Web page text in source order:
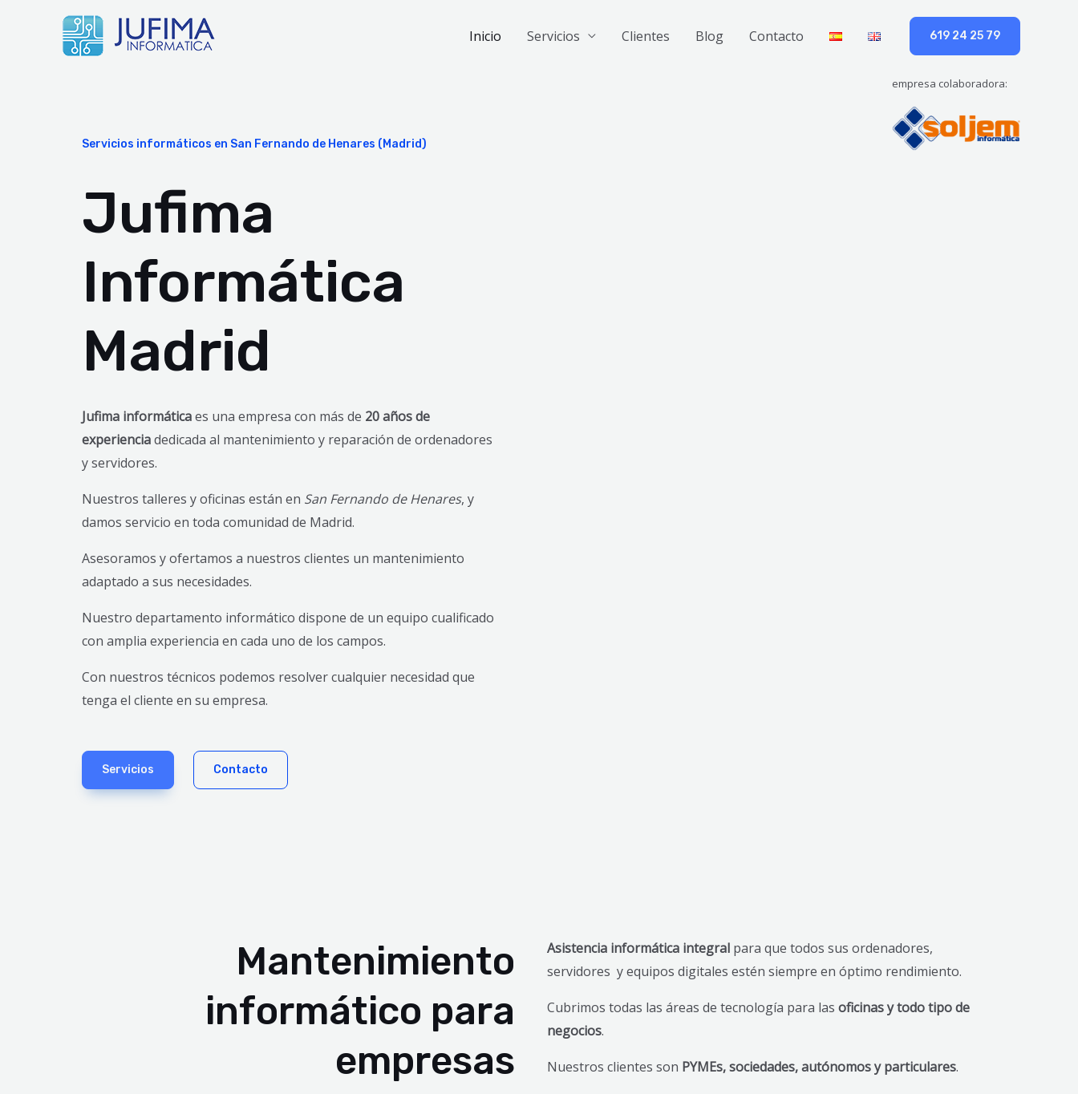
Inicio Servicios Clientes Blog Contacto 619 24 25 79
empresa colaboradora:
Servicios informáticos en San Fernando de Henares (Madrid)
Jufima
Informática
Madrid
Jufima informáticaes una empresa con más de 20 años de
experienciadedicada al mantenimiento y reparación de ordenadores
y servidores.
Nuestros talleres y oficinas están en San Fernando de Henares, y
damos servicio en toda comunidad de Madrid.
Asesoramos y ofertamos a nuestros clientes un mantenimiento
adaptado a sus necesidades.
Nuestro departamento informático dispone de un equipo cualificado
con amplia experiencia en cada uno de los campos.
Con nuestros técnicos podemos resolver cualquier necesidad que
tenga el cliente en su empresa.
Servicios Contacto
Mantenimiento
informático para
empresas
Asistencia informática integral para que todos sus ordenadores,
servidores y equipos digitales estén siempre en óptimo rendimiento.
Cubrimos todas las áreas de tecnología para las oficinas y todo tipo de
negocios.
Nuestros clientes son PYMEs, sociedades, autónomos y particulares.